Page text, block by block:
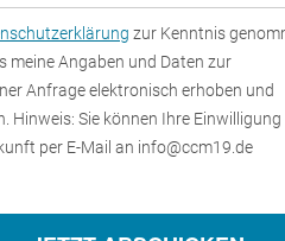
& dem
zur Kenntnis
meine Angaben und Daten zur
Anfrage elektronisch erhoben und
per E-Mail an info@ccm19.de